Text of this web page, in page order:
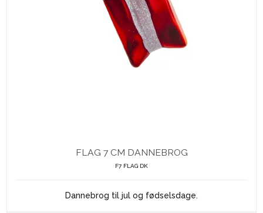
FLAG 7 CM DANNEBROG
F7 FLAG DK
Dannebrog til jul og fødselsdage.